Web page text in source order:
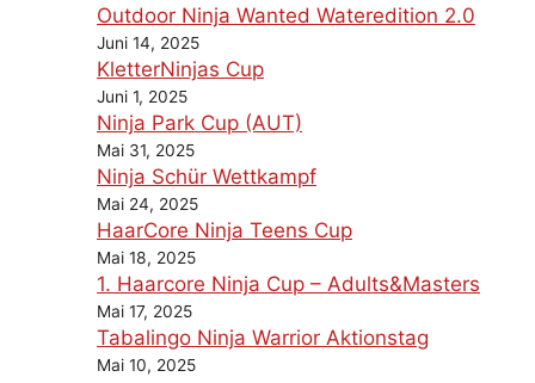
Outdoor Ninja Wanted Wateredition 2.0
Juni 14, 2025
KletterNinjas Cup
Juni 1, 2025
Ninja Park Cup (AUT)
Mai 31, 2025
Ninja Schür Wettkampf
Mai 24, 2025
HaarCore Ninja Teens Cup
Mai 18, 2025
1. Haarcore Ninja Cup – Adults&Masters
Mai 17, 2025
Tabalingo Ninja Warrior Aktionstag
Mai 10, 2025